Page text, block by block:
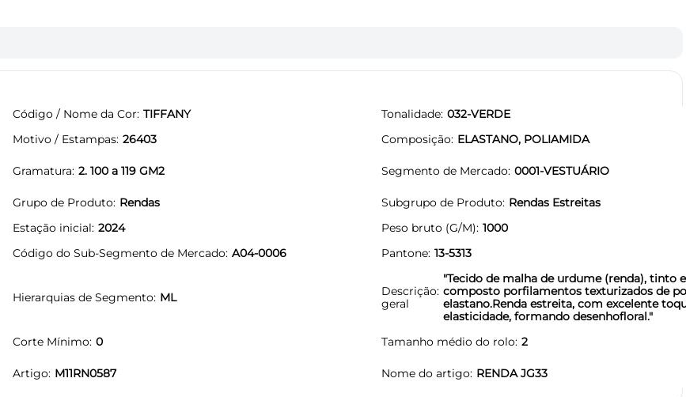
Código / Nome da Cor TIFFANY Tonalidade 032-VERDE
Motivo / Estampas 26403 Composição ELASTANO, POLIAMIDA
Gramatura 2. 100 a 119 GM2 Segmento de Mercado 0001-VESTUÁRIO
Grupo de Produto Rendas Subgrupo de Produto Rendas Estreitas
Estação inicial 2024 Peso bruto (G/M) 1000
Código do Sub-Segmento de Mercado A04-0006 Pantone 13-5313
Hierarquias de Segmento ML
Descrição
geral
"Tecido de malha de urdume (renda), tinto
composto porfilamentos texturizados de
elastano.Renda estreita, com excelente
elasticidade, formando desenhofloral."
Corte Mínimo 0 Tamanho médio do rolo 2
Artigo M11RN0587 Nome do artigo RENDA JG33